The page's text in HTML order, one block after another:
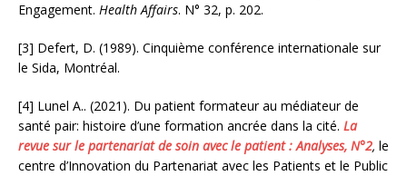
Engagement. Health Affairs. N° 32, p. 202.
[3] Defert, D. (1989). Cinquième conférence internationale sur
le Sida, Montréal.
[4] Lunel A.. (2021). Du patient formateur au médiateur de
santé pair: histoire d’une formation ancrée dans la cité. La
revue sur le partenariat de soin avec le patient : Analyses, N°2, le
centre d’Innovation du Partenariat avec les Patients et le Public